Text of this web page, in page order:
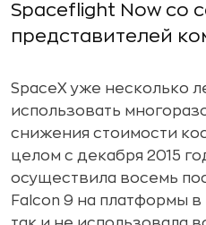
Spaceflight Now со
представителей
SpaceX уже несколько
использовать
снижения стоимости
целом с декабря 2015
осуществила восемь
Falcon 9 на платформы